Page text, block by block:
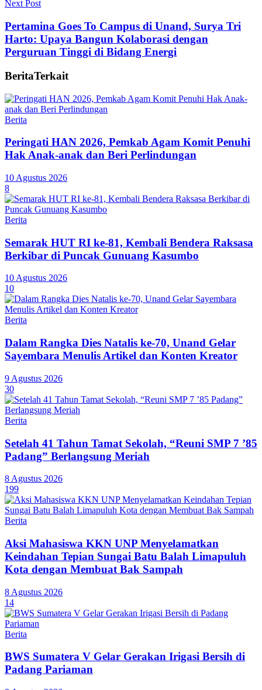
Next Post
Pertamina Goes To Campus di Unand, Surya Tri
Harto: Upaya Bangun Kolaborasi dengan
Perguruan Tinggi di Bidang Energi
BeritaTerkait
Berita
Peringati HAN 2026, Pemkab Agam Komit Penuhi
Hak Anak-anak dan Beri Perlindungan
10 Agustus 2026
8
Berita
Semarak HUT RI ke-81, Kembali Bendera Raksasa
Berkibar di Puncak Gunuang Kasumbo
10 Agustus 2026
10
Berita
Dalam Rangka Dies Natalis ke-70, Unand Gelar
Sayembara Menulis Artikel dan Konten Kreator
9 Agustus 2026
30
Berita
Setelah 41 Tahun Tamat Sekolah, “Reuni SMP 7 ’85
Padang” Berlangsung Meriah
8 Agustus 2026
199
Berita
Aksi Mahasiswa KKN UNP Menyelamatkan
Keindahan Tepian Sungai Batu Balah Limapuluh
Kota dengan Membuat Bak Sampah
8 Agustus 2026
14
Berita
BWS Sumatera V Gelar Gerakan Irigasi Bersih di
Padang Pariaman